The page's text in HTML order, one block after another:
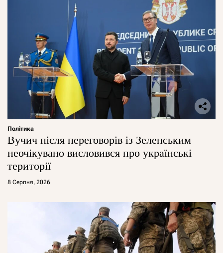
Політика
Вучич після переговорів із Зеленським
неочікувано висловився про українські
території
8 Серпня, 2026